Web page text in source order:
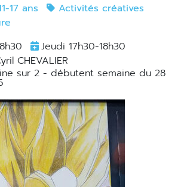
17 ans
Activités créatives
Jeudi 17h30-18h30
CHEVALIER
sur 2 - débutent semaine du 28